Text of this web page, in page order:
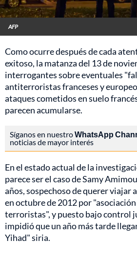
AFP
Como ocurre después de cada
exitoso, la matanza del 13 de
interrogantes sobre eventuales
antiterroristas franceses y
ataques cometidos en suelo
parecen acumularse.
Síganos en nuestroWhatsApp
noticias de mayor interés
En el estado actual de la
parece ser el caso de Samy
años, sospechoso de querer viajar
en octubre de 2012 por
terroristas", y puesto bajo control
impidió que un año más tarde
Yihad" siria.